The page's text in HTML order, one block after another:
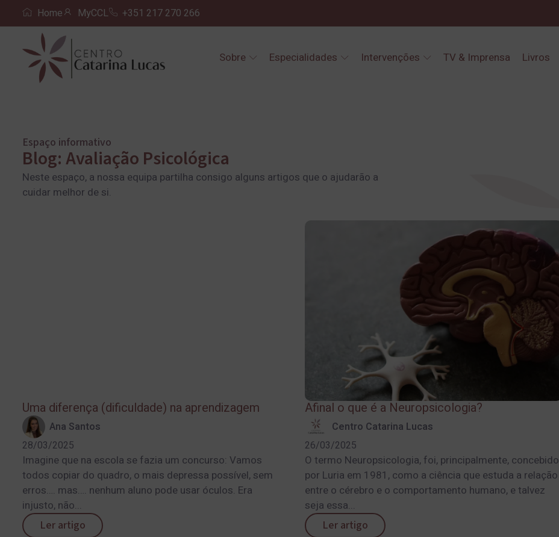
Home MyCCL +351 217 270 266
Sobre Especialidades Intervenções TV & Imprensa Livros
Espaço informativo
Blog: Avaliação Psicológica
Neste espaço, a nossa equipa partilha consigo alguns artigos que o ajudarão a
cuidar melhor de si.
Uma diferença (dificuldade) na aprendizagem
Ana Santos
28/03/2025
Imagine que na escola se fazia um concurso: Vamos
todos copiar do quadro, o mais depressa possível, sem
erros…. mas…. nenhum aluno pode usar óculos. Era
injusto, não...
Ler artigo
Afinal o que é a Neuropsicologia?
Centro Catarina Lucas
26/03/2025
O termo Neuropsicologia, foi, principalmente, concebido
por Luria em 1981, como a ciência que estuda a relação
entre o cérebro e o comportamento humano, e talvez
seja essa...
Ler artigo